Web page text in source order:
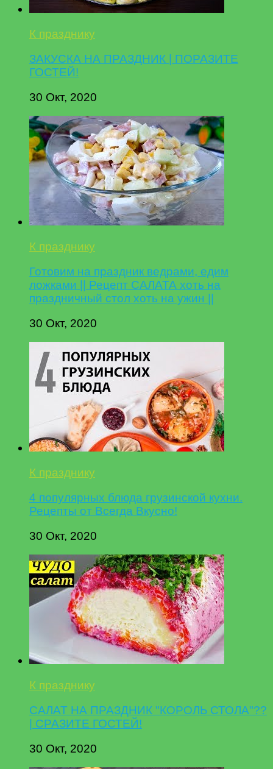
К празднику
ЗАКУСКА НА ПРАЗДНИК | ПОРАЗИТЕ
ГОСТЕЙ!
30 Окт, 2020
К празднику
Готовим на праздник ведрами, едим
ложками || Рецепт САЛАТА хоть на
праздничный стол хоть на ужин ||
30 Окт, 2020
К празднику
4 популярных блюда грузинской кухни.
Рецепты от Всегда Вкусно!
30 Окт, 2020
К празднику
САЛАТ НА ПРАЗДНИК "КОРОЛЬ СТОЛА"??
| СРАЗИТЕ ГОСТЕЙ!
30 Окт, 2020